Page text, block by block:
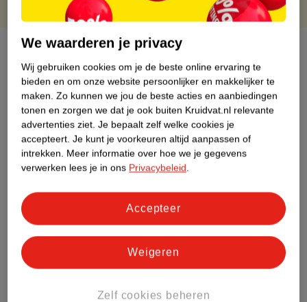
Over dit product
Productinformatie
Nature Impact Score
Dit product heeft (nog) geen Nature
Impact Score.
Meer informatie
Bestel & Bezorginformatie
We waarderen je privacy
Wij gebruiken cookies om je de beste online ervaring te
bieden en om onze website persoonlijker en makkelijker te
maken. Zo kunnen we jou de beste acties en aanbiedingen
tonen en zorgen we dat je ook buiten Kruidvat.nl relevante
advertenties ziet. Je bepaalt zelf welke cookies je
accepteert. Je kunt je voorkeuren altijd aanpassen of
intrekken. Meer informatie over hoe we je gegevens
verwerken lees je in ons Privacybeleid.
Zelf cookies beheren
Weigeren
Accepteer